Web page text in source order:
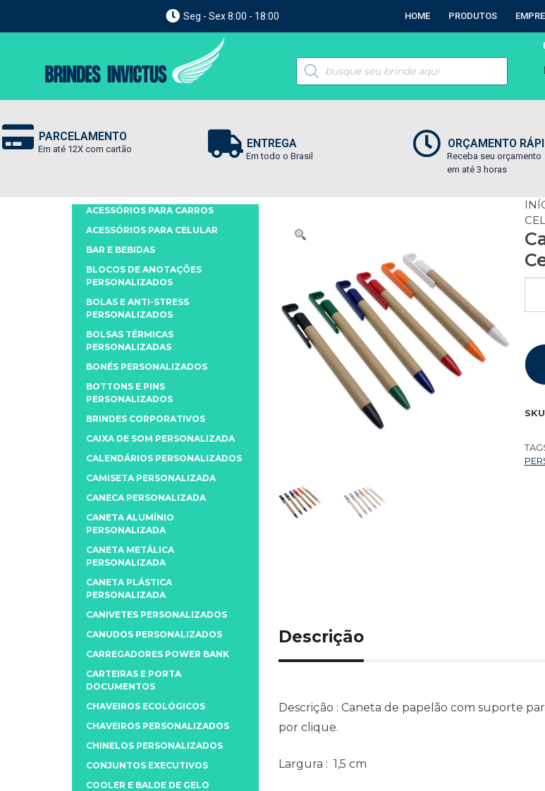
Seg - Sex 8:00 - 18:00 HOME PRODUTOS
PARCELAMENTO
Em até 12X com cartão ENTREGA
Em todo o Brasil
ORÇAMENTO
Receba seu orçamento
em até 3 horas
Descrição
Descrição : Caneta de papelão com suporte
por clique.
Largura : 1,5 cm
ACESSÓRIOS PARA CARROS
ACESSÓRIOS PARA CELULAR
BAR E BEBIDAS
BLOCOS DE ANOTAÇÕES
PERSONALIZADOS
BOLAS E ANTI-STRESS
PERSONALIZADOS
BOLSAS TÉRMICAS
PERSONALIZADAS
BONÉS PERSONALIZADOS
BOTTONS E PINS
PERSONALIZADOS
BRINDES CORPORATIVOS
CAIXA DE SOM PERSONALIZADA
CALENDÁRIOS PERSONALIZADOS
CAMISETA PERSONALIZADA
CANECA PERSONALIZADA
CANETA ALUMÍNIO
PERSONALIZADA
CANETA METÁLICA
PERSONALIZADA
CANETA PLÁSTICA
PERSONALIZADA
CANIVETES PERSONALIZADOS
CANUDOS PERSONALIZADOS
CARREGADORES POWER BANK
CARTEIRAS E PORTA
DOCUMENTOS
CHAVEIROS ECOLÓGICOS
CHAVEIROS PERSONALIZADOS
CHINELOS PERSONALIZADOS
CONJUNTOS EXECUTIVOS
COOLER E BALDE DE GELO